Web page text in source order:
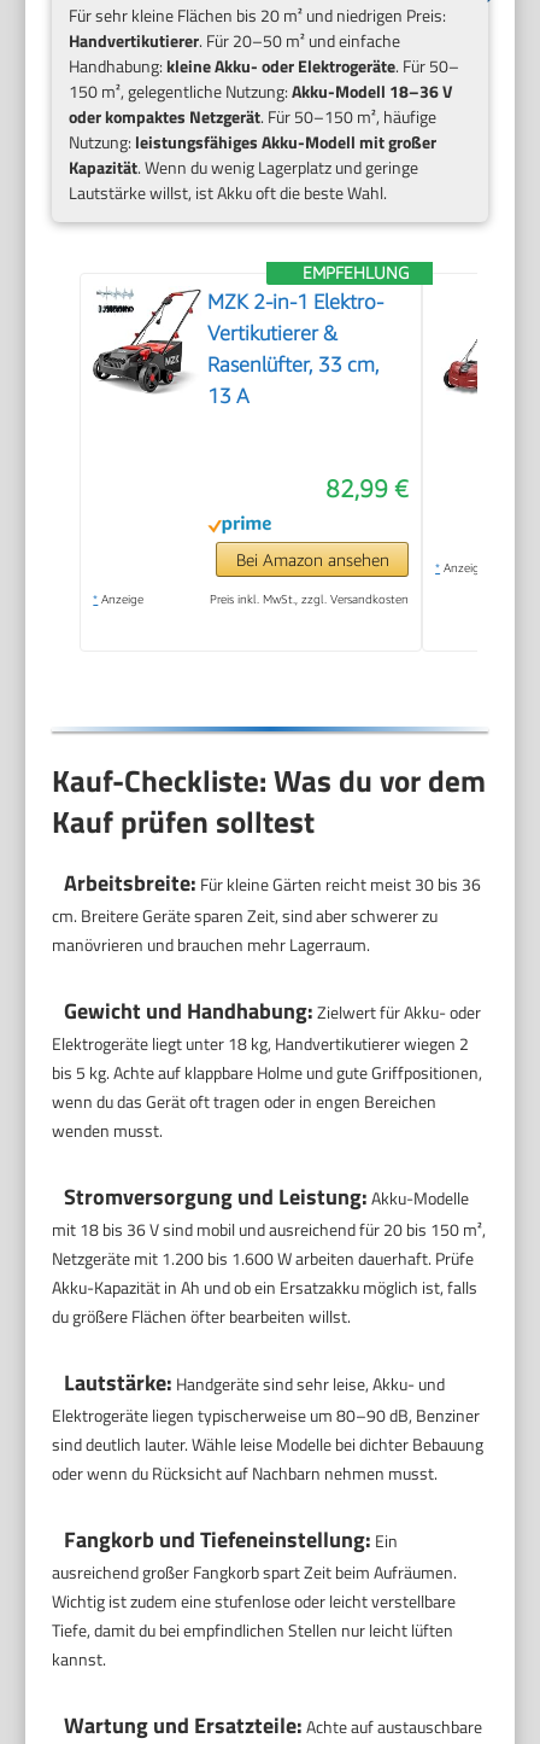
Für sehr kleine Flächen bis 20 m² und niedrigen Preis:
Handvertikutierer. Für 20–50 m² und einfache
Handhabung:kleine Akku- oder Elektrogeräte. Für 50–
150 m², gelegentliche Nutzung:Akku-Modell 18–36 V
oder kompaktes Netzgerät. Für 50–150 m², häufige
Nutzung: leistungsfähiges Akku-Modell mit großer
Kapazität. Wenn du wenig Lagerplatz und geringe
Lautstärke willst, ist Akku oft die beste Wahl.
EMPFEHLUNG
MZK 2-in-1 Elektro-
Vertikutierer &
Rasenlüfter, 33 cm,
13 A
82,99 €
Bei Amazon ansehen
* Anzeige Preis inkl. MwSt., zzgl. Versandkosten
* Anzeige
Kauf-Checkliste: Was du vor dem
Kauf prüfen solltest
Arbeitsbreite: Für kleine Gärten reicht meist 30 bis 36
cm. Breitere Geräte sparen Zeit, sind aber schwerer zu
manövrieren und brauchen mehr Lagerraum.
Gewicht und Handhabung:Zielwert für Akku- oder
Elektrogeräte liegt unter 18 kg, Handvertikutierer wiegen 2
bis 5 kg. Achte auf klappbare Holme und gute Griffpositionen,
wenn du das Gerät oft tragen oder in engen Bereichen
wenden musst.
Stromversorgung und Leistung:Akku-Modelle
mit 18 bis 36 V sind mobil und ausreichend für 20 bis 150 m²,
Netzgeräte mit 1.200 bis 1.600 W arbeiten dauerhaft. Prüfe
Akku-Kapazität in Ah und ob ein Ersatzakku möglich ist, falls
du größere Flächen öfter bearbeiten willst.
Lautstärke: Handgeräte sind sehr leise, Akku- und
Elektrogeräte liegen typischerweise um 80–90 dB, Benziner
sind deutlich lauter. Wähle leise Modelle bei dichter Bebauung
oder wenn du Rücksicht auf Nachbarn nehmen musst.
Fangkorb und Tiefeneinstellung: Ein
ausreichend großer Fangkorb spart Zeit beim Aufräumen.
Wichtig ist zudem eine stufenlose oder leicht verstellbare
Tiefe, damit du bei empfindlichen Stellen nur leicht lüften
kannst.
Wartung und Ersatzteile:Achte auf austauschbare